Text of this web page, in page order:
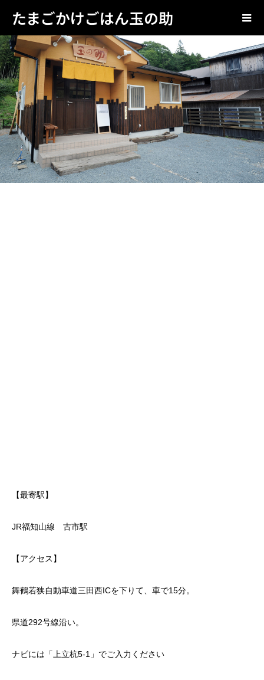
たまごかけごはん玉の助
【最寄駅】
JR福知山線 古市駅
【アクセス】
舞鶴若狭自動車道三田西ICを下りて、車で15分。
県道292号線沿い。
ナビには「上立杭5-1」でご入力ください